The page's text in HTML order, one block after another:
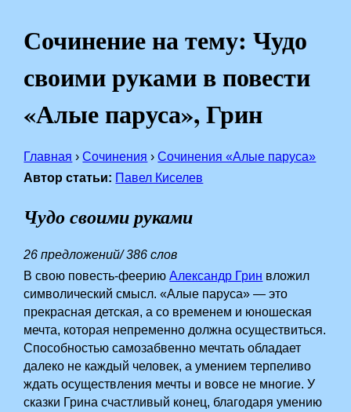
Сочинение на тему: Чудо
своими руками в повести
«Алые паруса», Грин
Главная › Сочинения › Сочинения «Алые паруса»
Автор статьи: Павел Киселев
Чудо своими руками
26 предложений/ 386 слов
В свою повесть-феериюАлександр Грин вложил
символический смысл. «Алые паруса» — это
прекрасная детская, а со временем и юношеская
мечта, которая непременно должна осуществиться.
Способностью самозабвенно мечтать обладает
далеко не каждый человек, а умением терпеливо
ждать осуществления мечты и вовсе не многие. У
сказки Грина счастливый конец, благодаря умению